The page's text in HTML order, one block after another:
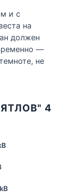
и с
на
должен
—
не
4